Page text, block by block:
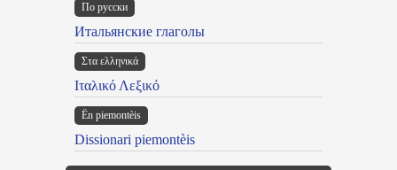
По русски
Итальянские глаголы
Στα ελληνικά
Ιταλικό Λεξικό
Ën piemontèis
Dissionari piemontèis